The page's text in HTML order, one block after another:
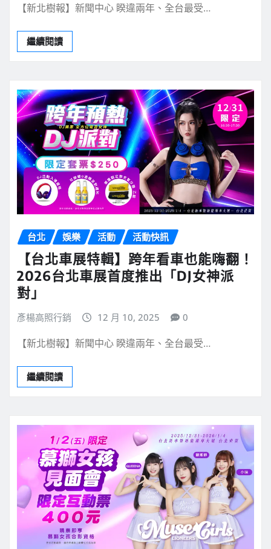
【新北樹報】新聞中心 睽違兩年、全台最受…
繼續閱讀
台北 娛樂 活動 活動快訊
【台北車展特輯】跨年看車也能嗨翻！
2026台北車展首度推出「DJ女神派
對」
彥楊高照行銷 12 月 10, 2025 0
【新北樹報】新聞中心 睽違兩年、全台最受…
繼續閱讀